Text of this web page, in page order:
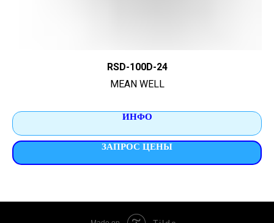
RSD-100D-24
MEAN WELL
ИНФО
ЗАПРОС ЦЕНЫ